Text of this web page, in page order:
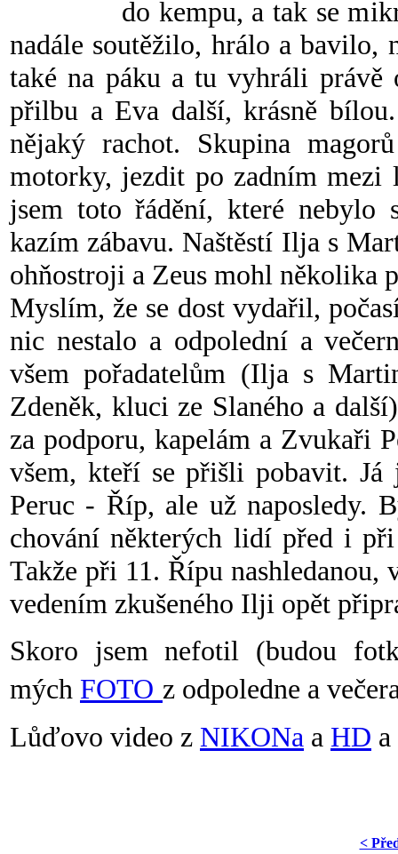
do kempu, a tak se
nadále soutěžilo, hrálo a
také na páku a tu vyhráli právě
přilbu a Eva další, krásně
nějaký rachot. Skupina
motorky, jezdit po zadním
jsem toto řádění, které nebylo
kazím zábavu. Naštěstí Ilja s
ohňostroji a Zeus mohl několika
Myslím, že se dost vydařil,
nic nestalo a odpolední a
všem pořadatelům (Ilja s
Zdeněk, kluci ze Slaného a
za podporu, kapelám a Zvukaři
všem, kteří se přišli pobavit.
Peruc - Říp, ale už naposledy.
chování některých lidí před i
Takže při 11. Řípu
vedením zkušeného Ilji opět
Skoro jsem nefotil (budou
mých FOTO z odpoledne a
Lůďovo video z NIKONa a HD a
<